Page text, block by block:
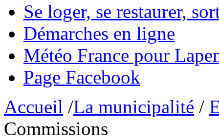
Se loger, se restaurer,
Démarches en ligne
Météo France pour
Page Facebook
Accueil /La municipalité /
Commissions